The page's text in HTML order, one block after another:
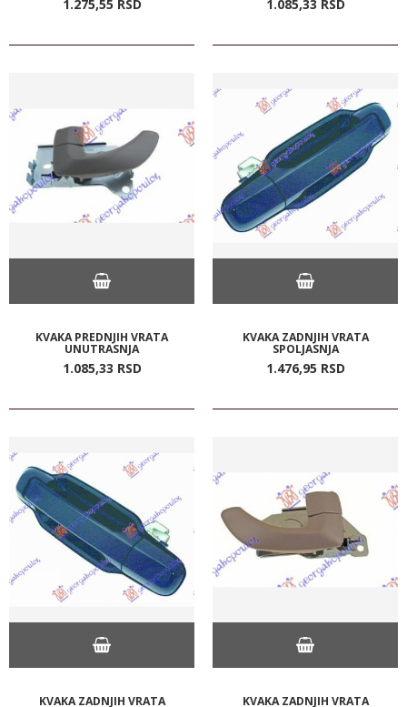
1.275,55 RSD 1.085,33 RSD
KVAKA PREDNJIH VRATA
UNUTRASNJA
1.085,33 RSD
KVAKA ZADNJIH VRATA
SPOLJASNJA
1.476,95 RSD
KVAKA ZADNJIH VRATA KVAKA ZADNJIH VRATA